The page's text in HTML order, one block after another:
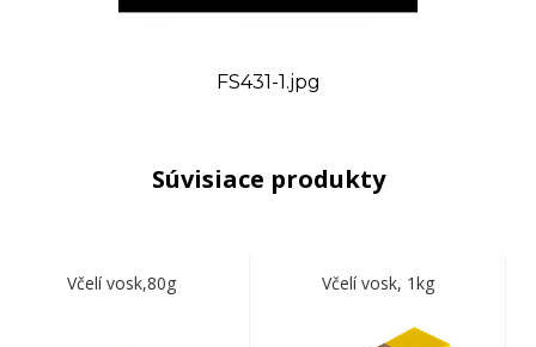
FS431-1.jpg
Súvisiace produkty
Včelí vosk,80g Včelí vosk, 1kg